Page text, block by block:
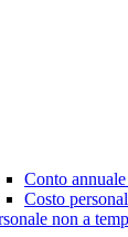
Conto
Costo
non a